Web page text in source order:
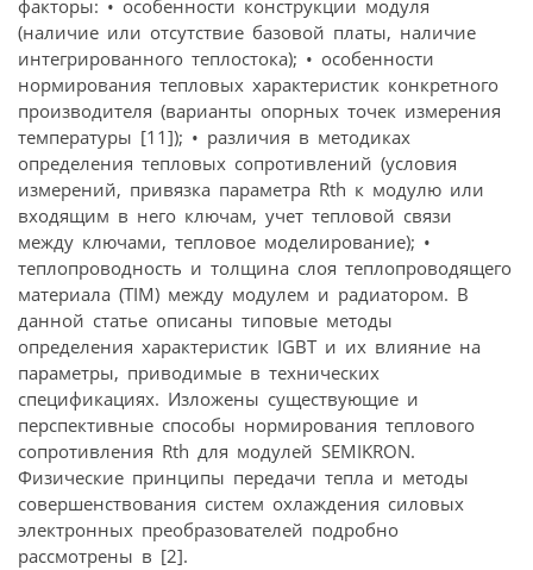
факторы: • особенности конструкции модуля
(наличие или отсутствие базовой платы, наличие
интегрированного теплостока); • особенности
нормирования тепловых характеристик конкретного
производителя (варианты опорных точек измерения
температуры [11]); • различия в методиках
определения тепловых сопротивлений (условия
измерений, привязка параметра Rth к модулю или
входящим в него ключам, учет тепловой связи
между ключами, тепловое моделирование); •
теплопроводность и толщина слоя теплопроводящего
материала (TIM) между модулем и радиатором. В
данной статье описаны типовые методы
определения характеристик IGBT и их влияние на
параметры, приводимые в технических
спецификациях. Изложены существующие и
перспективные способы нормирования теплового
сопротивления Rth для модулей SEMIKRON.
Физические принципы передачи тепла и методы
совершенствования систем охлаждения силовых
электронных преобразователей подробно
рассмотрены в [2].